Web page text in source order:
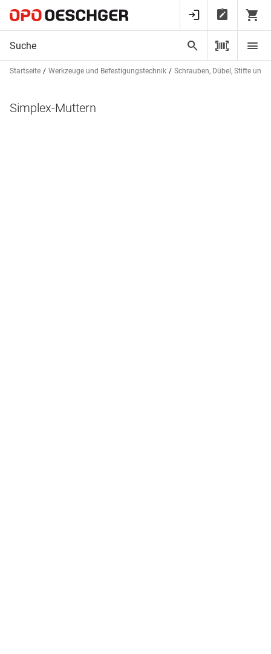
Startseite Werkzeuge und Befestigungstechnik Schrauben, Dübel, Stifte und
Simplex-Muttern